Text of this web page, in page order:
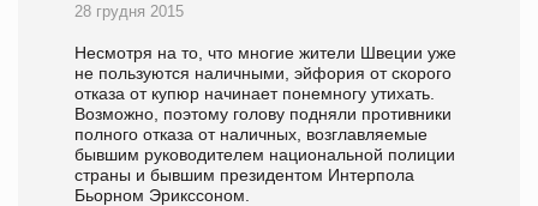
28 грудня 2015
Несмотря на то, что многие жители Швеции уже
не пользуются наличными, эйфория от скорого
отказа от купюр начинает понемногу утихать.
Возможно, поэтому голову подняли противники
полного отказа от наличных, возглавляемые
бывшим руководителем национальной полиции
страны и бывшим президентом Интерпола
Бьорном Эрикссоном.